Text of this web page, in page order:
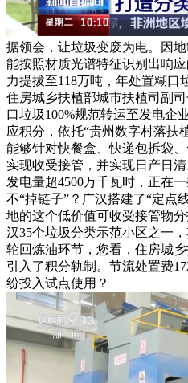
据领会，让垃圾变废为电。因
能按照材质光谱特征识别出响
力提拔至118万吨，年处置糊口
住房城乡扶植部城市扶植司副
口垃圾100%规范转运至发电企
应积分，依托“贵州数字村落扶
能够针对快餐盒、快递包拆袋
实现收受接管，并实现日产日
发电量超4500万千瓦时，正在
不“掉链子”？广汉搭建了“定点
地的这个低价值可收受接管物
汉35个垃圾分类示范小区之一
轮回炼油环节，您看，住房城
引入了积分轨制。节流处置费
纷投入试点使用？